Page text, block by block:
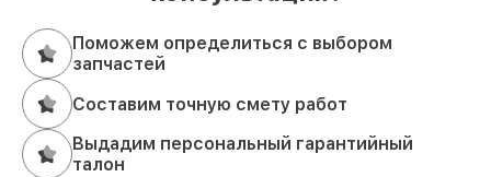
Поможем определиться с выбором
запчастей
Составим точную смету работ
Выдадим персональный гарантийный
талон